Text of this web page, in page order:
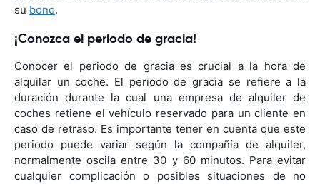
su bono.
¡Conozca el periodo de gracia!
Conocer el periodo de gracia es crucial a la hora de
alquilar un coche. El periodo de gracia se refiere a la
duración durante la cual una empresa de alquiler de
coches retiene el vehículo reservado para un cliente en
caso de retraso. Es importante tener en cuenta que este
periodo puede variar según la compañía de alquiler,
normalmente oscila entre 30 y 60 minutos. Para evitar
cualquier complicación o posibles situaciones de no